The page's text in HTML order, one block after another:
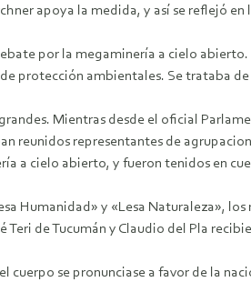
apoya la medida, y así se reflejó
por la megaminería a cielo
protección ambientales. Se trataba
Mientras desde el oficial
reunidos representantes de
a cielo abierto, y fueron tenidos en
Humanidad» y «Lesa Naturaleza»,
Teri de Tucumán y Claudio del Pla
cuerpo se pronunciase a favor de la